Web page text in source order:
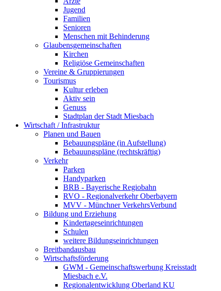
Jugend
Familien
Senioren
Menschen mit Behinderung
Glaubensgemeinschaften
Kirchen
Religiöse Gemeinschaften
Vereine & Gruppierungen
Tourismus
Kultur erleben
Aktiv sein
Genuss
Stadtplan der Stadt Miesbach
Wirtschaft / Infrastruktur
Planen und Bauen
Bebauungspläne (in Aufstellung)
Bebauungspläne (rechtskräftig)
Verkehr
Parken
Handyparken
BRB - Bayerische Regiobahn
RVO - Regionalverkehr Oberbayern
MVV - Münchner VerkehrsVerbund
Bildung und Erziehung
Kindertageseinrichtungen
Schulen
weitere Bildungseinrichtungen
Breitbandausbau
Wirtschaftsförderung
GWM - Gemeinschaftswerbung Kreisstadt
Miesbach e.V.
Regionalentwicklung Oberland KU